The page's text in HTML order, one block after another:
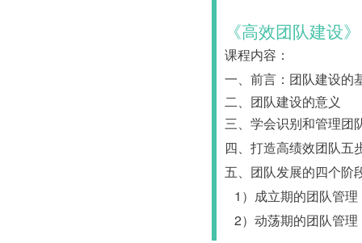
《高效团队建设》
课程内容：
一、前言：团队建设的
二、团队建设的意义
三、学会识别和管理团
四、打造高绩效团队五
五、团队发展的四个阶
1）成立期的团队管理
2）动荡期的团队管理